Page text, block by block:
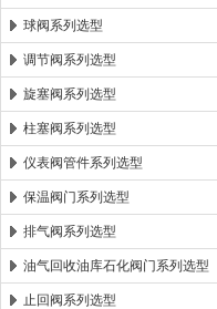
球阀系列选型
调节阀系列选型
旋塞阀系列选型
柱塞阀系列选型
仪表阀管件系列选型
保温阀门系列选型
排气阀系列选型
油气回收油库石化阀门系列选型
止回阀系列选型